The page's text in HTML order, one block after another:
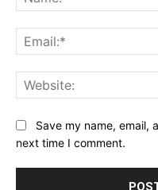
Save my name, email,
next time I comment.